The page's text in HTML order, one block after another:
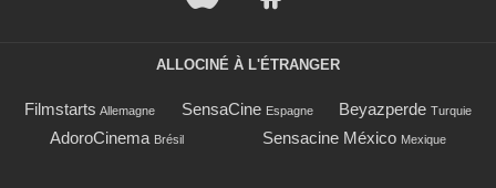
ALLOCINÉ À L'ÉTRANGER
Filmstarts Allemagne SensaCine Espagne Beyazperde Turquie
AdoroCinema Brésil Sensacine México Mexique